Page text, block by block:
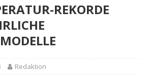
REKORDE
Redaktion